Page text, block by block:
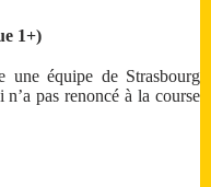
1+)
équipe de Strasbourg
pas renoncé à la course